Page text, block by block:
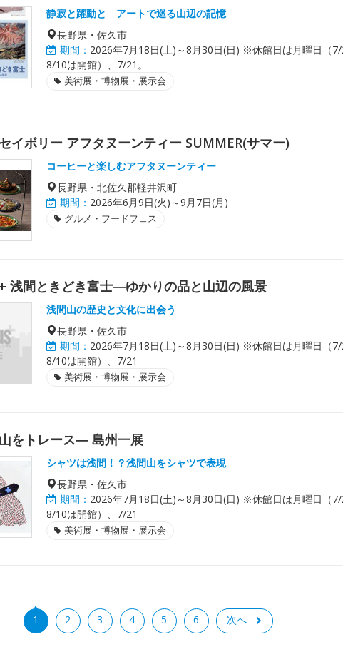
静寂と躍動と アートで巡る山辺の記憶
長野県・佐久市
期間： 2026年7月18日(土)～8月30日(日) ※休館日は月曜日（7/
8/10は開館）、7/21。
美術展・博物展・展示会
イボリー アフタヌーンティー SUMMER(サマー)
コーヒーと楽しむアフタヌーンティー
長野県・北佐久郡軽井沢町
期間： 2026年6月9日(火)～9月7日(月)
グルメ・フードフェス
浅間ときどき富士―ゆかりの品と山辺の風景
浅間山の歴史と文化に出会う
長野県・佐久市
期間： 2026年7月18日(土)～8月30日(日) ※休館日は月曜日（7/
8/10は開館）、7/21
美術展・博物展・展示会
をトレース― 島州一展
シャツは浅間！？浅間山をシャツで表現
長野県・佐久市
期間： 2026年7月18日(土)～8月30日(日) ※休館日は月曜日（7/
8/10は開館）、7/21
美術展・博物展・展示会
1 2 3 4 5 6 次へ